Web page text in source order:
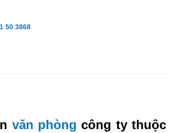
50 3868
văn phòng công ty thuộc